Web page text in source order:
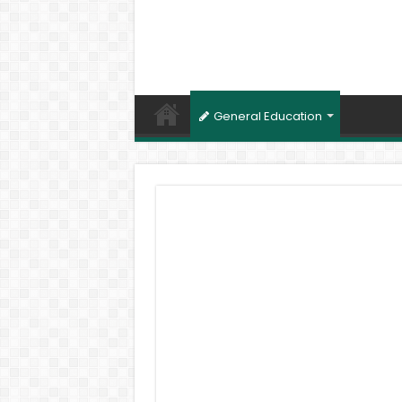
General Education